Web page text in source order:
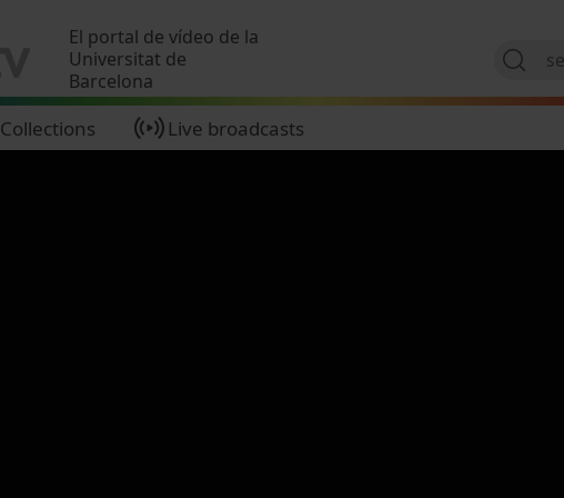
El portal de vídeo de la
Universitat de
Barcelona
Collections Live broadcasts